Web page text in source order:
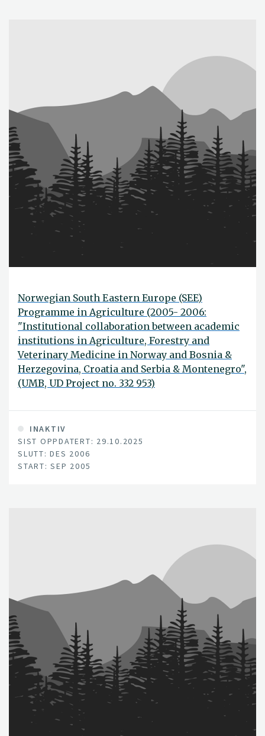
Norwegian South Eastern Europe (SEE)
Programme in Agriculture (2005- 2006:
"Institutional collaboration between academic
institutions in Agriculture, Forestry and
Veterinary Medicine in Norway and Bosnia &
Herzegovina, Croatia and Serbia & Montenegro",
(UMB, UD Project no. 332 953)
INAKTIV
SIST OPPDATERT: 29.10.2025
SLUTT: DES 2006
START: SEP 2005